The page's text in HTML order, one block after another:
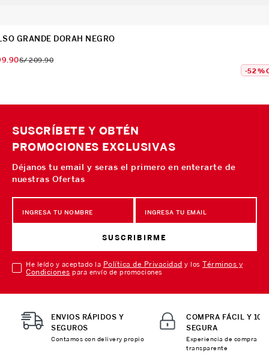
GRANDE DORAH NEGRO
.90S/209.90
-52 %
SUSCRÍBETE Y OBTÉN
PROMOCIONES EXCLUSIVAS
Déjanos tu email y seras el primero en enterarte de
nuestras Ofertas
SUSCRIBIRME
He leído y aceptado la Política de Privacidad y losTérminos y
Condiciones para envío de promociones
ENVIOS RÁPIDOS Y
SEGUROS
Contamos con delivery propio
COMPRA FÁCIL Y
SEGURA
Experiencia de compra
transparente